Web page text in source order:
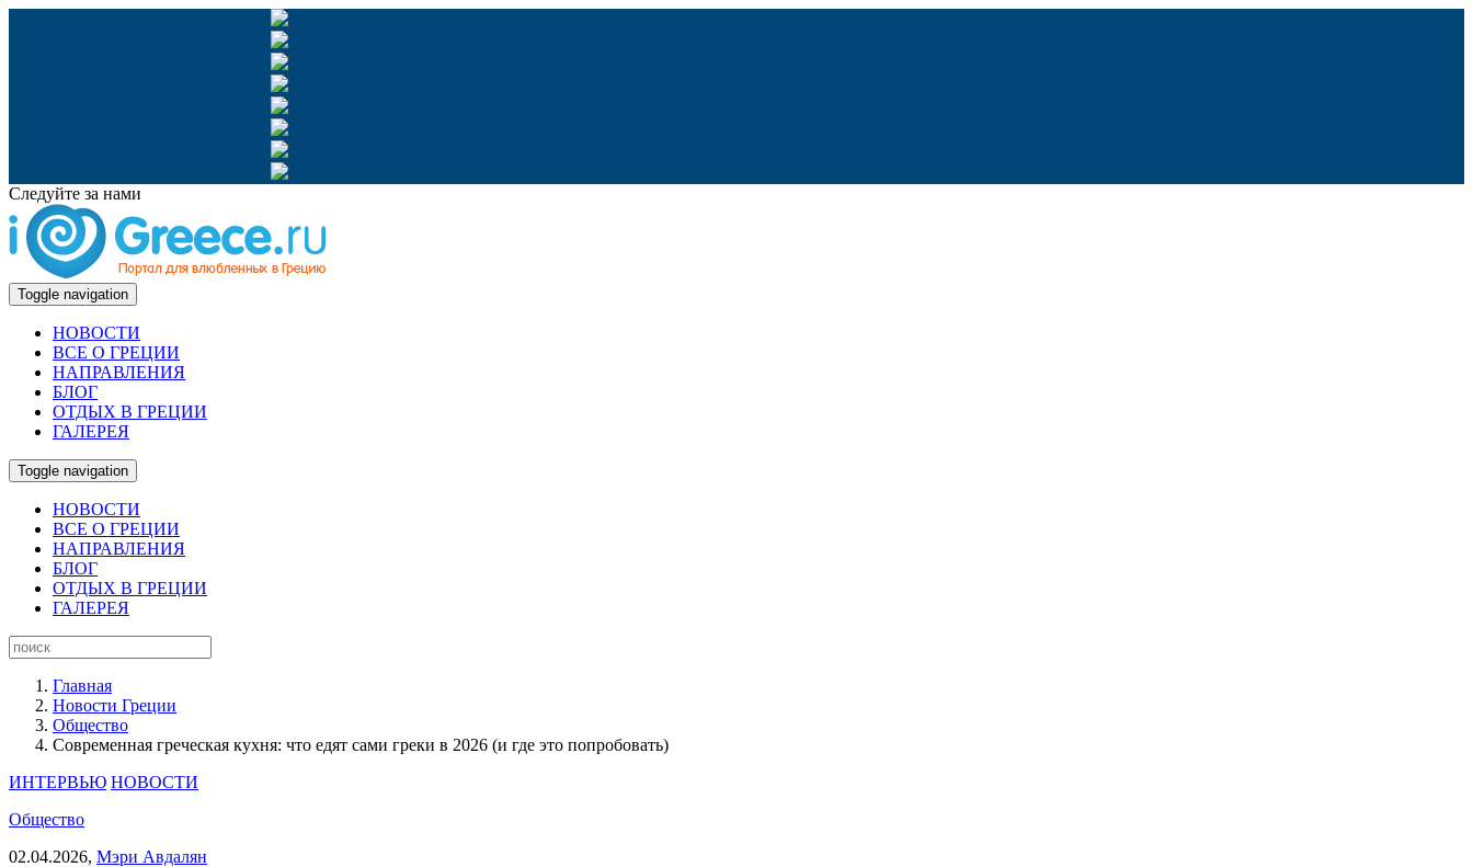
Следуйте за нами
Toggle navigation
НОВОСТИ
ВСЕ О ГРЕЦИИ
НАПРАВЛЕНИЯ
БЛОГ
ОТДЫХ В ГРЕЦИИ
ГАЛЕРЕЯ
Toggle navigation
НОВОСТИ
ВСЕ О ГРЕЦИИ
НАПРАВЛЕНИЯ
БЛОГ
ОТДЫХ В ГРЕЦИИ
ГАЛЕРЕЯ
Главная
Новости Греции
Общество
Современная греческая кухня: что едят сами греки в 2026 (и где это попробовать)
ИНТЕРВЬЮ НОВОСТИ
Общество
02.04.2026, Мэри Авдалян